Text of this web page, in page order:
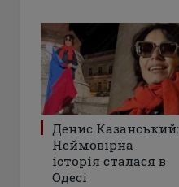
Денис Казанський:
Неймовірна
історія сталася в
Одесі